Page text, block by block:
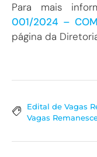
Para mais
001/2024 –
página da
Edital de Vagas
Vagas